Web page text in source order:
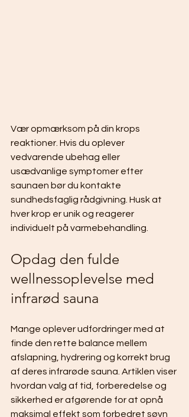
Vær opmærksom på din krops
reaktioner. Hvis du oplever
vedvarende ubehag eller
usædvanlige symptomer efter
saunaen bør du kontakte
sundhedsfaglig rådgivning. Husk at
hver krop er unik og reagerer
individuelt på varmebehandling.
Opdag den fulde
wellnessoplevelse med
infrarød sauna
Mange oplever udfordringer med at
finde den rette balance mellem
afslapning, hydrering og korrekt brug
af deres infrarøde sauna. Artiklen viser
hvordan valg af tid, forberedelse og
sikkerhed er afgørende for at opnå
maksimal effekt som forbedret søvn